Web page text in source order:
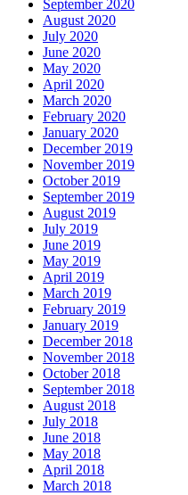
September 2020
August 2020
July 2020
June 2020
May 2020
April 2020
March 2020
February 2020
January 2020
December 2019
November 2019
October 2019
September 2019
August 2019
July 2019
June 2019
May 2019
April 2019
March 2019
February 2019
January 2019
December 2018
November 2018
October 2018
September 2018
August 2018
July 2018
June 2018
May 2018
April 2018
March 2018